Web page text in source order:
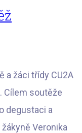
a žáci třídy CU2A
Cílem soutěže
degustaci a
Veronika